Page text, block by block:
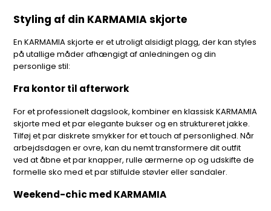
Styling af din KARMAMIA skjorte
En KARMAMIA skjorte er et utroligt alsidigt plagg, der kan styles
på utallige måder afhængigt af anledningen og din
personlige stil:
Fra kontor til afterwork
For et professionelt dagslook, kombiner en klassisk KARMAMIA
skjorte med et par elegante bukser og en struktureret jakke.
Tilføj et par diskrete smykker for et touch af personlighed. Når
arbejdsdagen er ovre, kan du nemt transformere dit outfit
ved at åbne et par knapper, rulle ærmerne op og udskifte de
formelle sko med et par stilfulde støvler eller sandaler.
Weekend-chic med KARMAMIA